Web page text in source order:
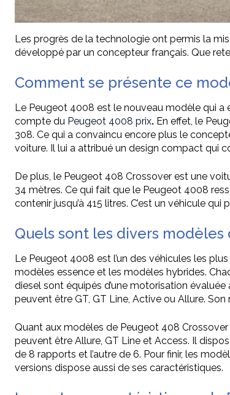
Les progrès de la technologie ont permis la
développé par un concepteur français. Que
Comment se présente ce
Le Peugeot 4008 est le nouveau modèle qui a
compte du Peugeot 4008 prix. En effet, le
308. Ce qui a convaincu encore plus le
voiture. Il lui a attribué un design compact qui
De plus, le Peugeot 408 Crossover est une
34 mètres. Ce qui fait que le Peugeot 4008
contenir jusqu’à 415 litres. C’est un véhicule
Quels sont les divers modèles
Le Peugeot 4008 est l’un des véhicules les
modèles essence et les modèles hybrides.
diesel sont équipés d’une motorisation
peuvent être GT, GT Line, Active ou Allure.
Quant aux modèles de Peugeot 408
peuvent être Allure, GT Line et Access. Il
de 8 rapports et l’autre de 6. Pour finir, les
versions dispose aussi de ses caractéristiques.